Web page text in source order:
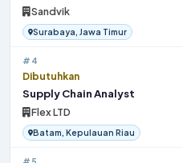
Sandvik
Surabaya, Jawa Timur
#4
Dibutuhkan
Supply Chain Analyst
Flex LTD
Batam, Kepulauan Riau